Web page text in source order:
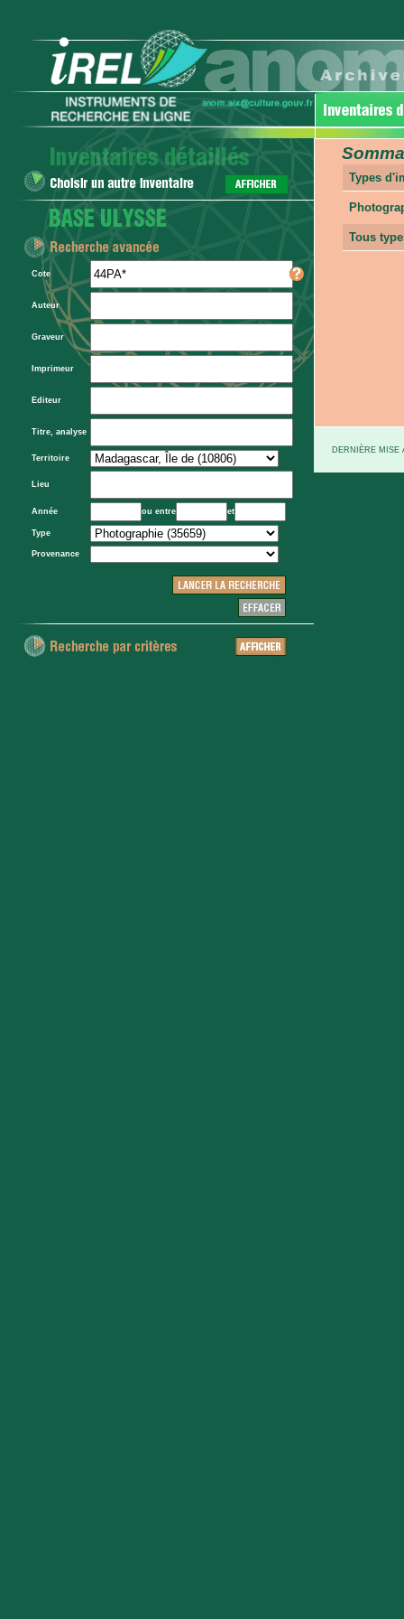
Cote
Auteur
Graveur
Imprimeur
Editeur
Titre, analyse
Territoire
Lieu
Année ou entre et
Type
Provenance
Types
Tous
DERNIÈRE MISE